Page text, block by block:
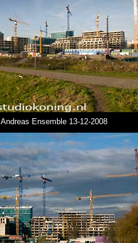
Andreas Ensemble 13-12-2008